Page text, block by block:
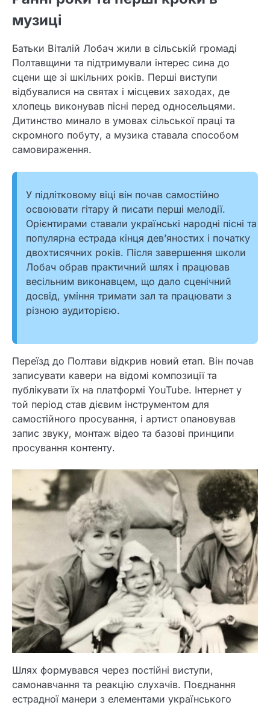
музиці
Батьки Віталій Лобач жили в сільській громаді
Полтавщини та підтримували інтерес сина до
сцени ще зі шкільних років. Перші виступи
відбувалися на святах і місцевих заходах, де
хлопець виконував пісні перед односельцями.
Дитинство минало в умовах сільської праці та
скромного побуту, а музика ставала способом
самовираження.
У підлітковому віці він почав самостійно
освоювати гітару й писати перші мелодії.
Орієнтирами ставали українські народні пісні та
популярна естрада кінця дев’яностих і початку
двохтисячних років. Після завершення школи
Лобач обрав практичний шлях і працював
весільним виконавцем, що дало сценічний
досвід, уміння тримати зал та працювати з
різною аудиторією.
Переїзд до Полтави відкрив новий етап. Він почав
записувати кавери на відомі композиції та
публікувати їх на платформі YouTube. Інтернет у
той період став дієвим інструментом для
самостійного просування, і артист опановував
запис звуку, монтаж відео та базові принципи
просування контенту.
Шлях формувався через постійні виступи,
самонавчання та реакцію слухачів. Поєднання
естрадної манери з елементами українського